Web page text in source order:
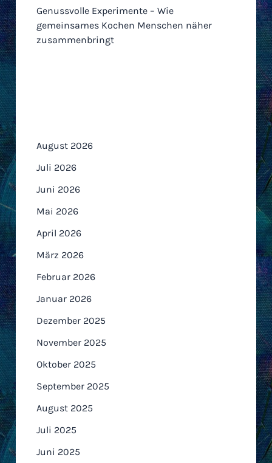
Genussvolle Experimente – Wie
gemeinsames Kochen Menschen näher
zusammenbringt
August 2026
Juli 2026
Juni 2026
Mai 2026
April 2026
März 2026
Februar 2026
Januar 2026
Dezember 2025
November 2025
Oktober 2025
September 2025
August 2025
Juli 2025
Juni 2025